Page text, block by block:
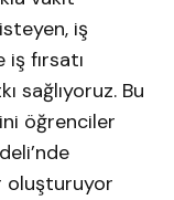
iş
fırsatı
sağlıyoruz. Bu
öğrenciler
oluşturuyor